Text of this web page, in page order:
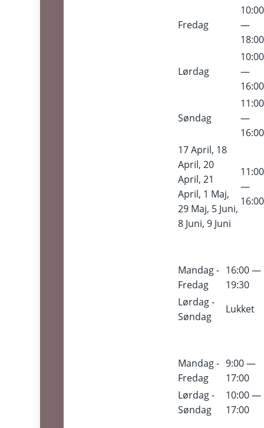
Fredag
10:00
—
18:00
Lørdag
10:00
—
16:00
Søndag
11:00
—
16:00
17 April, 18
April, 20
April, 21
April, 1 Maj,
29 Maj, 5 Juni,
8 Juni, 9 Juni
11:00
—
16:00
Mandag -
Fredag
16:00 —
19:30
Lørdag -
Søndag
Lukket
Mandag -
Fredag
9:00 —
17:00
Lørdag -
Søndag
10:00 —
17:00